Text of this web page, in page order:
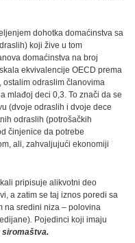
dohotka domaćinstva sa
koji žive u tom
domaćinstva na broj
ekvivalencije OECD prema
odraslim članovima
mlađoj deci 0,3. To znači da se
(dvoje odraslih i dvoje dece
odraslih (potrošačkih
činjenice da potrebe
ali, zahvaljujući ekonomiji
pripisuje alikvotni deo
a zatim se taj iznos poredi sa
na sredini niza – polovina
Pojedinci koji imaju
siromaštva.